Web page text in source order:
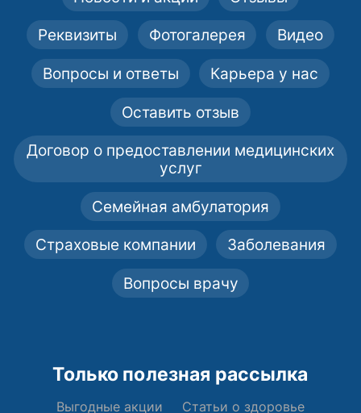
Реквизиты Фотогалерея Видео
Вопросы и ответы Карьера у нас
Оставить отзыв
Договор о предоставлении медицинских
услуг
Семейная амбулатория
Страховые компании Заболевания
Вопросы врачу
Только полезная рассылка
Выгодные акции Статьи о здоровье